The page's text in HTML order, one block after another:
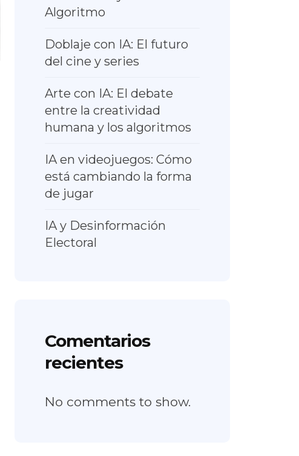
Algoritmo
Doblaje con IA: El futuro
del cine y series
Arte con IA: El debate
entre la creatividad
humana y los algoritmos
IA en videojuegos: Cómo
está cambiando la forma
de jugar
IA y Desinformación
Electoral
Comentarios
recientes
No comments to show.